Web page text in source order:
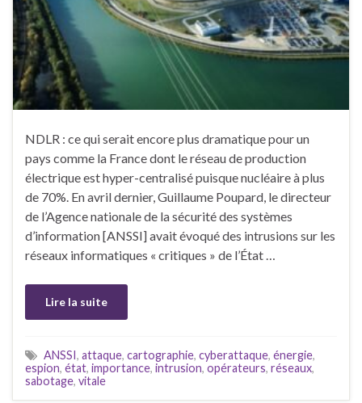
NDLR : ce qui serait encore plus dramatique pour un
pays comme la France dont le réseau de production
électrique est hyper-centralisé puisque nucléaire à plus
de 70%. En avril dernier, Guillaume Poupard, le directeur
de l’Agence nationale de la sécurité des systèmes
d’information [ANSSI] avait évoqué des intrusions sur les
réseaux informatiques « critiques » de l’État …
Lire la suite
ANSSI, attaque, cartographie, cyberattaque, énergie,
espion, état, importance, intrusion, opérateurs, réseaux,
sabotage, vitale